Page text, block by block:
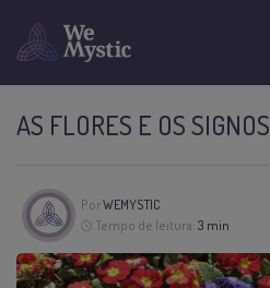
AS FLORES E OS SIGNOS
PorWEMYSTIC
Tempo de leitura: 3 min